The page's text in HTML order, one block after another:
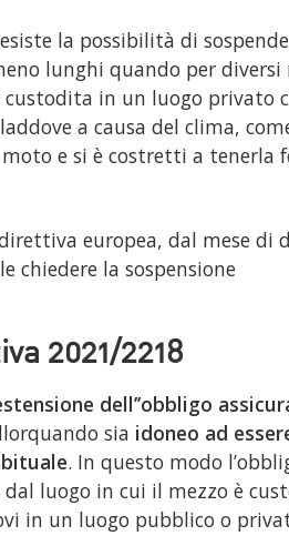
la possibilità di
lunghi quando per
in un luogo privato
a causa del clima,
e si è costretti a tenerla
europea, dal mese di
chiedere la sospensione
2021/2218
dell’’obbligo
sia idoneo ad
. In questo modo
dal luogo in cui il mezzo è
in un luogo pubblico o